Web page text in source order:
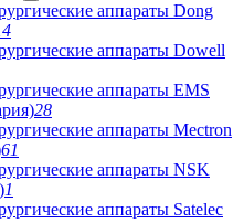
аппараты Dong
аппараты Dowell
аппараты EMS
28
аппараты Mectron
61
аппараты NSK
1
аппараты Satelec